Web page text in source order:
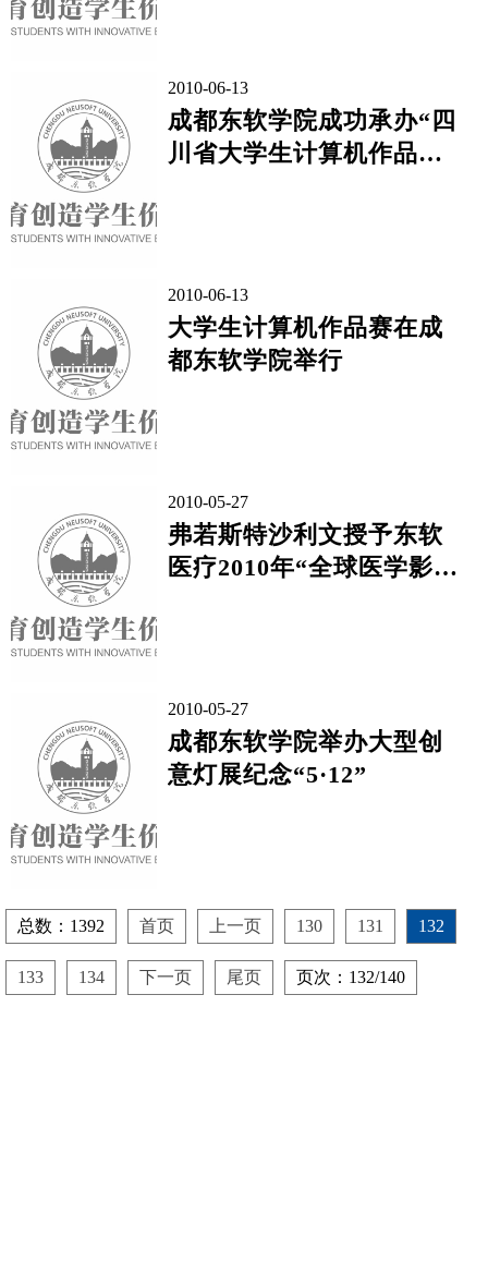
2010-06-13
成都东软学院成功承办“四
川省大学生计算机作品大
2010-06-13
大学生计算机作品赛在成
都东软学院举行
2010-05-27
弗若斯特沙利文授予东软
医疗2010年“全球医学影像
2010-05-27
成都东软学院举办大型创
意灯展纪念“5·12”
总数：1392 首页 上一页 130 131 132
133 134 下一页 尾页 页次：132/140